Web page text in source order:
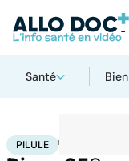
Santé
AccueilSanté
PILULE